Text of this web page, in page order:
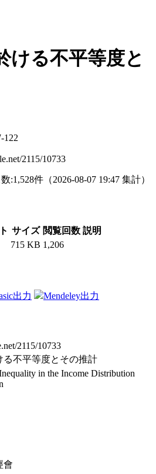
ける不平等度と
122
2115/10733
:1,528件 （2026-08-07 19:47 集計）
サイズ 閲覧回数 説明
715 KB 1,206
出力 Mendeley出力
2115/10733
る不平等度とその推計
in the Income Distribution
會